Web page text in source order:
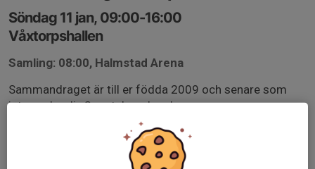
Söndag 11 jan, 09:00-16:00
Våxtorpshallen
Samling: 08:00, Halmstad Arena
Sammandraget är till er födda 2009 och senare som
inte spelar div.3 matchen den dagen.